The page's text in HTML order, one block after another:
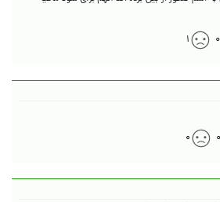
۰ ۱
۰ ۰